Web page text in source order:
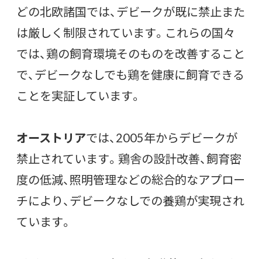
どの北欧諸国では、デビークが既に禁止また
は厳しく制限されています。これらの国々
では、鶏の飼育環境そのものを改善すること
で、デビークなしでも鶏を健康に飼育できる
ことを実証しています。
オーストリアでは、2005年からデビークが
禁止されています。鶏舎の設計改善、飼育密
度の低減、照明管理などの総合的なアプロー
チにより、デビークなしでの養鶏が実現され
ています。